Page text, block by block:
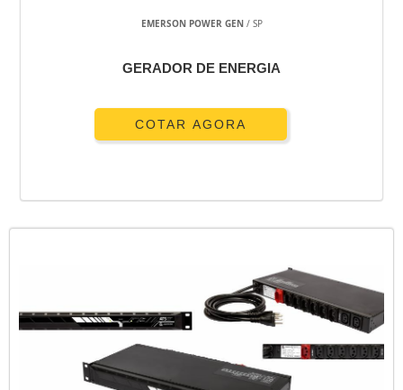
EMERSON POWER GEN/ SP
GERADOR DE ENERGIA
COTAR AGORA